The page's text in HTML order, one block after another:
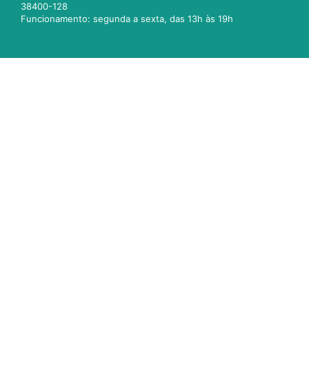
38400-128
Funcionamento: segunda a sexta, das 13h às 19h